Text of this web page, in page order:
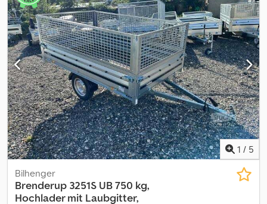
1 / 5
Bilhenger
Brenderup 3251S UB 750 kg,
Hochlader mit Laubgitter,